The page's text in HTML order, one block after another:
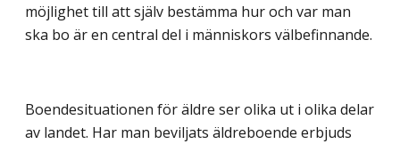
möjlighet till att själv bestämma hur och var man
ska bo är en central del i människors välbefinnande.
Boendesituationen för äldre ser olika ut i olika delar
av landet. Har man beviljats äldreboende erbjuds